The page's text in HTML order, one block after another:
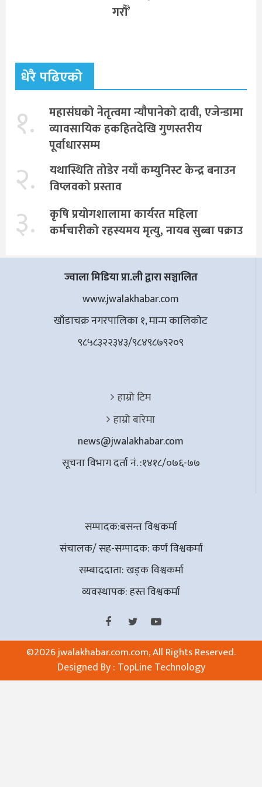
गरौँ’
धेरै पढिएको
१.
महासंघको नेतृत्वमा न्यौपानेको दावी, एजेन्डामा
व्यावसायिक हकहितदेखि गुणस्तरीय
पूर्वाधारसम्म
२.
यथास्थिति तोडेर नयाँ कम्युनिस्ट केन्द्र बनाउन
विप्लवको प्रस्ताव
३.
कृषि प्रयोगशालामा कार्यरत महिला
कर्मचारीको रहस्यमय मृत्यु, नायब सुब्बा पक्राउ
ज्वाला मिडिया प्रा.ली द्वारा सञ्चालित
www.jwalakhabar.com
खाँडाचक्र नगरपालिका १, मान्म कालिकाेट
९८५८३२२३४३/९८४९८७९२०९
हाम्रो टिम
हाम्रो बारेमा
news@jwalakhabar.com
सूचना विभाग दर्ता नं. :१४१८/०७६-७७
सम्पादक:बसन्त विश्वकर्मा
संचालक/ सह-सम्पादक: कर्ण विश्वकर्मा
सम्बाददाता: खड्क विश्वकर्मा
व्यवस्थापक: हस्त विश्वकर्मा
©2026 jwalakhabar.com.com, All Rights Reserved.
Designed By : TopLine Technology